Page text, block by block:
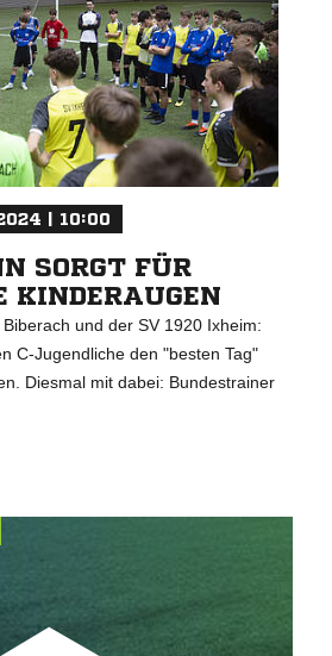
| 10:00
SORGT FÜR
KINDERAUGEN
und der SV 1920 Ixheim:
C-Jugendliche den "besten Tag"
Diesmal mit dabei: Bundestrainer